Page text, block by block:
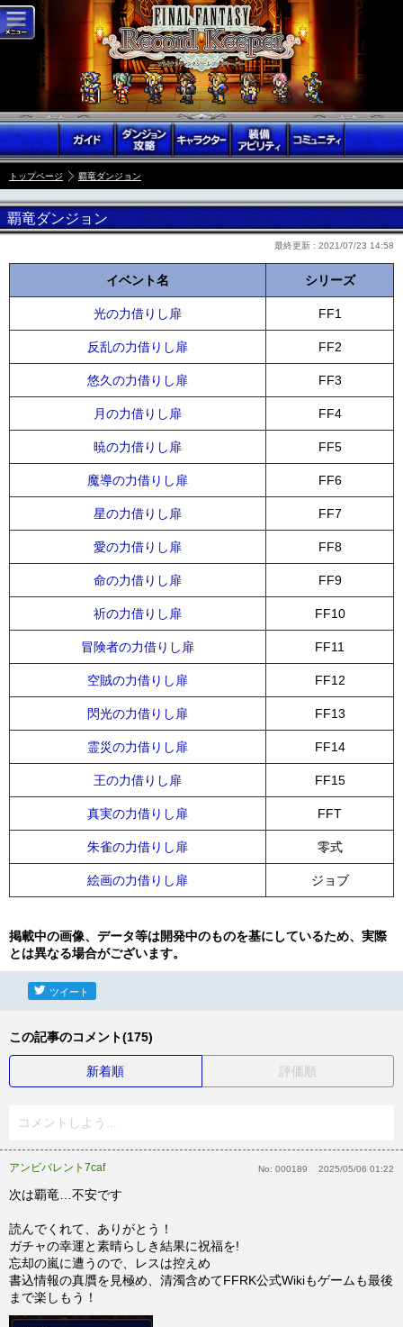
トップページ 覇竜ダンジョン
覇竜ダンジョン
最終更新 : 2021/07/23 14:58
イベント名 シリーズ
光の力借りし扉 FF1
反乱の力借りし扉 FF2
悠久の力借りし扉 FF3
月の力借りし扉 FF4
暁の力借りし扉 FF5
魔導の力借りし扉 FF6
星の力借りし扉 FF7
愛の力借りし扉 FF8
命の力借りし扉 FF9
祈の力借りし扉 FF10
冒険者の力借りし扉 FF11
空賊の力借りし扉 FF12
閃光の力借りし扉 FF13
霊災の力借りし扉 FF14
王の力借りし扉 FF15
真実の力借りし扉 FFT
朱雀の力借りし扉 零式
絵画の力借りし扉 ジョブ
掲載中の画像、データ等は開発中のものを基にしているため、実際
とは異なる場合がございます。
ツイート
この記事のコメント(175)
新着順 評価順
コメントしよう...
アンビバレント7caf No: 000189 2025/05/06 01:22
次は覇竜…不安です
読んでくれて、ありがとう！
ガチャの幸運と素晴らしき結果に祝福を!
忘却の嵐に遭うので、レスは控えめ
書込情報の真贋を見極め、清濁含めてFFRK公式Wikiもゲームも最後
まで楽しもう！